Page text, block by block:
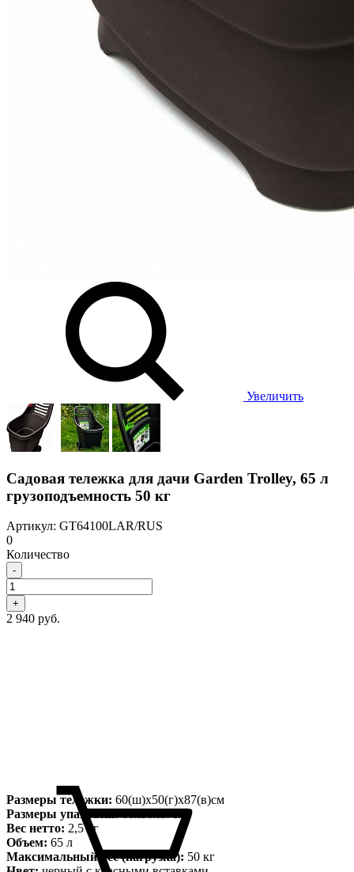
Увеличить
Садовая тележка для дачи Garden Trolley, 65 л
грузоподъемность 50 кг
Артикул: GT64100LAR/RUS
0
Количество
-
+
2 940 руб.
Размеры тележки: 60(ш)х50(г)х87(в)см
Размеры упаковки:60х50х87см
Вес нетто: 2,5 кг
Объем: 65 л
Максимальный вес (нагрузка): 50 кг